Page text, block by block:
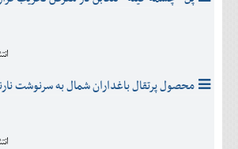
محصول پرتقال باغداران شمال به سرنوشت